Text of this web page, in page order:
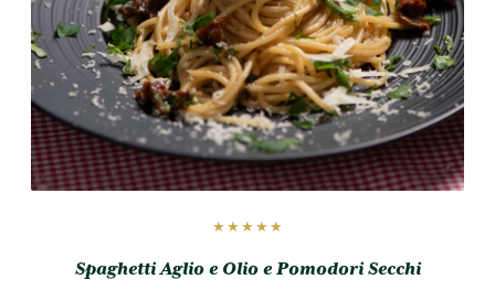
★★★★★
Spaghetti Aglio e Olio e Pomodori Secchi